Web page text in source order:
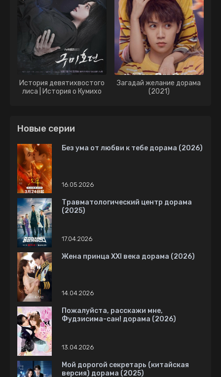
История девятихвостого
лиса | История о Кумихо
Загадай желание дорама
(2021)
Новые серии
Без ума от любви к тебе дорама (2026)
16.05.2026
Травматологический центр дорама
(2025)
17.04.2026
Жена принца XXI века дорама (2026)
14.04.2026
Пожалуйста, расскажи мне,
Фудзисима-сан! дорама (2026)
13.04.2026
Мой дорогой секретарь (китайская
версия) дорама (2025)